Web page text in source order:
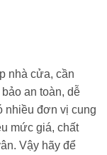
nhà cửa, cần
an toàn, dễ
nhiều đơn vị cung
mức giá, chất
Vậy hãy để